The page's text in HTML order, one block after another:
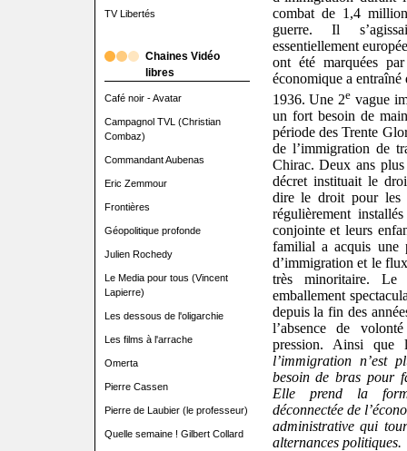
TV Libertés
Chaines Vidéo
libres
Café noir - Avatar
Campagnol TVL (Christian
Combaz)
Commandant Aubenas
Eric Zemmour
Frontières
Géopolitique profonde
Julien Rochedy
Le Media pour tous (Vincent
Lapierre)
Les dessous de l'oligarchie
Les films à l'arrache
Omerta
Pierre Cassen
Pierre de Laubier (le professeur)
Quelle semaine ! Gilbert Collard
combat de 1,4
guerre. Il
essentiellement
ont été marquées
économique a entraîné
1936. Une 2e vague
un fort besoin de
période des Trente
de l’immigration de
Chirac. Deux ans
décret instituait le
dire le droit pour les
régulièrement
conjointe et leurs
familial a acquis une
d’immigration et le
très minoritaire.
emballement
depuis la fin des
l’absence de
pression. Ainsi
l’immigration n’est
besoin de bras pour
Elle prend la
déconnectée de
administrative qui
alternances politiques.